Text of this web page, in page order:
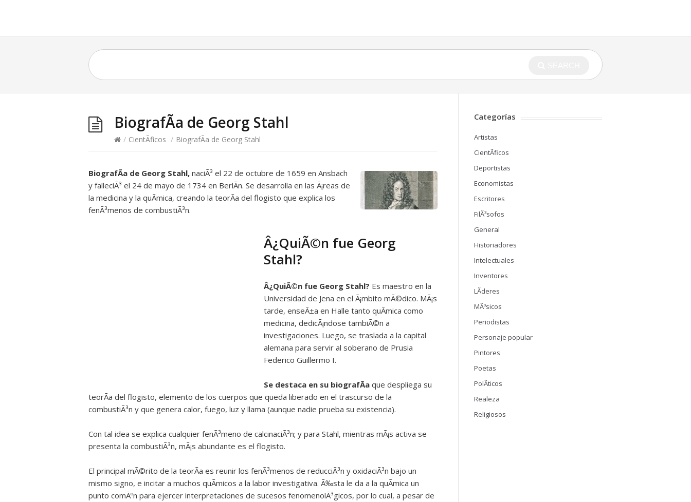
BiografÃ­a de Georg Stahl
/ CientÃ­ficos / BiografÃ­a de Georg Stahl
BiografÃ­a de Georg Stahl, naciÃ³ el 22 de octubre de 1659 en Ansbach
y falleciÃ³ el 24 de mayo de 1734 en BerlÃ­n. Se desarrolla en las Ã¡reas de
la medicina y la quÃ­mica, creando la teorÃ­a del flogisto que explica los
fenÃ³menos de combustiÃ³n.
Â¿QuiÃ©n fue Georg
Stahl?
Â¿QuiÃ©n fue Georg Stahl? Es maestro en la
Universidad de Jena en el Ã¡mbito mÃ©dico. MÃ¡s
tarde, enseÃ±a en Halle tanto quÃ­mica como
medicina, dedicÃ¡ndose tambiÃ©n a
investigaciones. Luego, se traslada a la capital
alemana para servir al soberano de Prusia
Federico Guillermo I.
Se destaca en su biografÃ­a que despliega su
teorÃ­a del flogisto, elemento de los cuerpos que queda liberado en el trascurso de la
combustiÃ³n y que genera calor, fuego, luz y llama (aunque nadie prueba su existencia).
Con tal idea se explica cualquier fenÃ³meno de calcinaciÃ³n; y para Stahl, mientras mÃ¡s activa se
presenta la combustiÃ³n, mÃ¡s abundante es el flogisto.
El principal mÃ©rito de la teorÃ­a es reunir los fenÃ³menos de reducciÃ³n y oxidaciÃ³n bajo un
mismo signo, e incitar a muchos quÃ­micos a la labor investigativa. Ã‰sta le da a la quÃ­mica un
punto comÃºn para ejercer interpretaciones de sucesos fenomenolÃ³gicos, por lo cual, a pesar de
Categorías
Artistas
CientÃ­ficos
Deportistas
Economistas
Escritores
FilÃ³sofos
General
Historiadores
Intelectuales
Inventores
LÃ­deres
MÃºsicos
Periodistas
Personaje popular
Pintores
Poetas
PolÃ­ticos
Realeza
Religiosos